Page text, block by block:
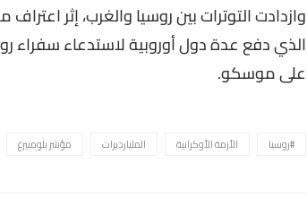
وازدادت التوترات بين روسيا والغرب، إثر
الذي دفع عدة دول أوروبية لاستدعاء سفراء
على موسكو.
#روسيا الأزمة الأوكرانية المليارديرات مؤشر بلومبيرغ